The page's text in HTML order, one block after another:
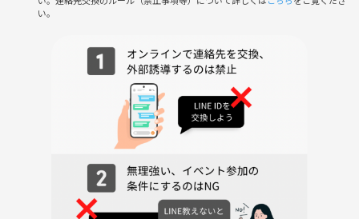
当日は、別途費用が発生いたします。
喫茶店又は飲食店での各自の実費をお支払いいただきます。
1000円札最低2枚程度持っていただけると助かります。
基本的に一杯1000円前後のところです。
（平均的に高い店だと思ったら、事前にお伝えします）
開催可否は、参加人数・天候・災害・訪問先の状況その他事情を総合的
に判断して決定します。
い。